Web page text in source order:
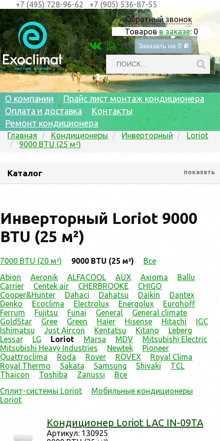
Обратный звонок
Товаров в заказе: 0
Заказать на 0 c
+7 (495) 728-96-62 +7 (905) 536-87-55
О компании
Прайс лист монтаж кондиционера
Оплата и доставка
Контакты
Ремонт кондиционера
Главная Кондиционеры Инверторный
Loriot
9000 BTU (25 м²)
Каталог показать
Инверторный Loriot 9000
BTU (25 м²)
7000 BTU (20 м²) 9000 BTU (25 м²)
Все
Abion
Aeronik ALFACOOL AUX Axioma
Ballu
Carrier
Centek air CHERBROOKE
CHIGO
Cooper&Hunter
Dahaci Dahatsu Daikin
Dantex
Denko
Ecoclima Electrolux Energolux
Eurohoff
Ferrum
Fujitsu Funai General
General climate
GoldStar
Gree Green Haier Hisense Hitachi
IGC
Ishimatsu
Just Aircon Kentatsu Kitano
Leberg
Lessar
LG Loriot Marsa MDV
Mitsubishi Electric
Mitsubishi Heavy Industries
Newtek
Pioneer
Quattroclima
Röda Rover ROVEX
Royal Clima
Royal Thermo
Sakata Samsung Shivaki
TCL
Thaicon
Toshiba Zanussi
Все
Сплит-системы Loriot
Мобильные кондиционеры
Loriot
Кон­ди­ци­онер Loriot LAC IN-09TA
Ар­ти­кул: 130925